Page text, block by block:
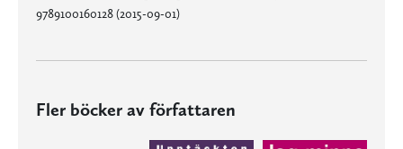
9789100160128 (2015-09-01)
Fler böcker av författaren